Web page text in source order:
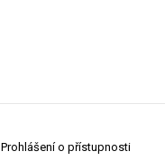
Prohlášení o přístupnosti